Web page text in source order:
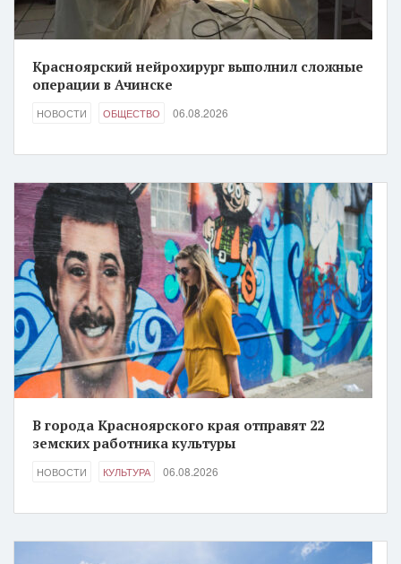
Красноярский нейрохирург выполнил сложные
операции в Ачинске
НОВОСТИ ОБЩЕСТВО 06.08.2026
В города Красноярского края отправят 22
земских работника культуры
НОВОСТИ КУЛЬТУРА 06.08.2026